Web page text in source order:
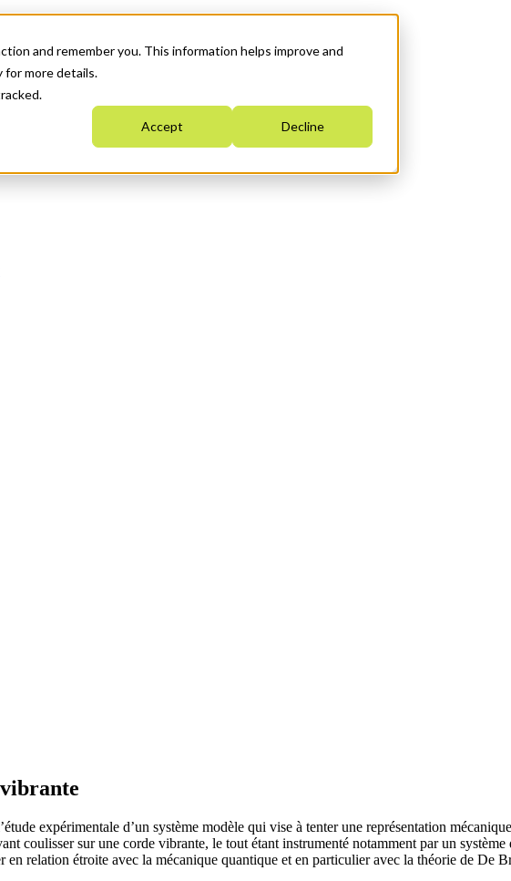
and remember you. This information helps improve and
for more details.
Accept Decline
expérimentale d’un système modèle qui vise à tenter une représentation
coulisser sur une corde vibrante, le tout étant instrumenté notamment par un système
en relation étroite avec la mécanique quantique et en particulier avec la théorie de De